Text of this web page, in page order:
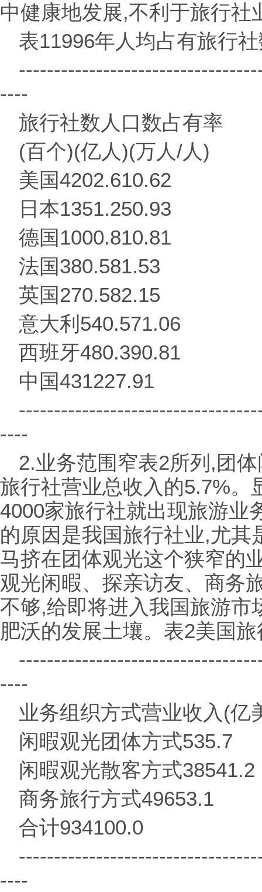
中健康地发展,不利于旅行社
表11996年人均占有旅行
----
旅行社数人口数占有率
(百个)(亿人)(万人/人)
美国4202.610.62
日本1351.250.93
德国1000.810.81
法国380.581.53
英国270.582.15
意大利540.571.06
西班牙480.390.81
中国431227.91
----
2.业务范围窄表2所列,团
旅行社营业总收入的5.7%。
4000家旅行社就出现旅游业
的原因是我国旅行社业,尤
马挤在团体观光这个狭窄的
观光闲暇、探亲访友、商务
不够,给即将进入我国旅游市
肥沃的发展土壤。表2美国
----
业务组织方式营业收入(亿
闲暇观光团体方式535.7
闲暇观光散客方式38541.2
商务旅行方式49653.1
合计934100.0
----